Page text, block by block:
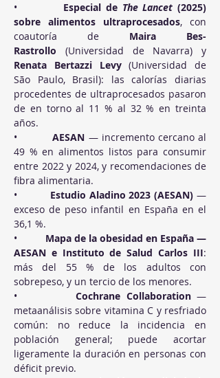
• Especial de The Lancet (2025)
sobre alimentos ultraprocesados, con
coautoría de Maira Bes-
Rastrollo
Renata Bertazzi Levy (Universidad de
São Paulo, Brasil): las calorías diarias
procedentes de ultraprocesados pasaron
de en torno al 11 % al 32 % en treinta
años.
• AESAN — incremento cercano al
49 % en alimentos listos para consumir
entre 2022 y 2024, y recomendaciones de
fibra alimentaria.
• Estudio Aladino 2023 (AESAN) —
exceso de peso infantil en España en el
36,1 %.
• Mapa de la obesidad en España —
AESAN e Instituto de Salud Carlos III:
más del 55 % de los adultos con
sobrepeso, y un tercio de los menores.
• Cochrane Collaboration —
metaanálisis sobre vitamina C y resfriado
común: no reduce la incidencia en
población general; puede acortar
ligeramente la duración en personas con
déficit previo.